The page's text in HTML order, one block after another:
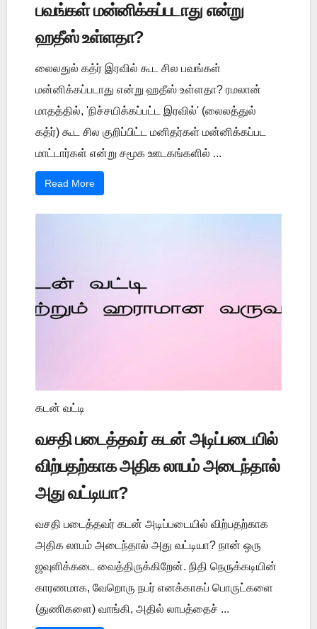
பவங்கள் மன்னிக்கப்படாது என்று
ஹதீஸ் உள்ளதா?
லைலதுல் கத்ர் இரவில் கூட சில பவங்கள்
மன்னிக்கப்படாது என்று ஹதீஸ் உள்ளதா? ரமலான்
மாதத்தில், 'நிச்சயிக்கப்பட்ட இரவில்' (லைலத்துல்
கத்ர்) கூட சில குறிப்பிட்ட மனிதர்கள் மன்னிக்கப்பட
மாட்டார்கள் என்று சமூக ஊடகங்களில் ...
Read More
கடன் வட்டி
வசதி படைத்தவர் கடன் அடிப்படையில்
விற்பதற்காக அதிக லாபம் அடைந்தால்
அது வட்டியா?
வசதி படைத்தவர் கடன் அடிப்படையில் விற்பதற்காக
அதிக லாபம் அடைந்தால் அது வட்டியா? நான் ஒரு
ஜவுளிக்கடை வைத்திருக்கிறேன். நிதி நெருக்கடியின்
காரணமாக, வேறொரு நபர் எனக்காகப் பொருட்களை
(துணிகளை) வாங்கி, அதில் லாபத்தைச் ...